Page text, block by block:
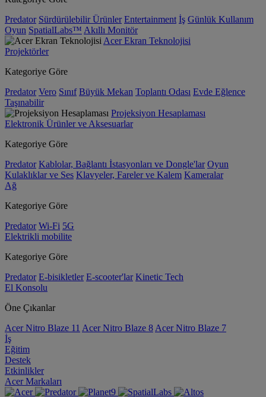
Predator Sürdürülebilir Ürünler Entertainment İş Günlük Kullanım
Oyun SpatialLabs™ Akıllı Monitör
Acer Ekran Teknolojisi
Projektörler
Kategoriye Göre
Predator Vero Sınıf Büyük Mekan Toplantı Odası Evde Eğlence
Taşınabilir
Projeksiyon Hesaplaması
Elektronik Ürünler ve Aksesuarlar
Kategoriye Göre
Predator Kablolar, Bağlantı İstasyonları ve Dongle'lar Oyun
Kulaklıklar ve Ses Klavyeler, Fareler ve Kalem Kameralar
Ağ
Kategoriye Göre
Predator Wi-Fi 5G
Elektrikli mobilite
Kategoriye Göre
Predator E-bisikletler E-scooter'lar Kinetic Tech
El Konsolu
Öne Çıkanlar
Acer Nitro Blaze 11 Acer Nitro Blaze 8 Acer Nitro Blaze 7
İş
Eğitim
Destek
Etkinlikler
Acer Markaları